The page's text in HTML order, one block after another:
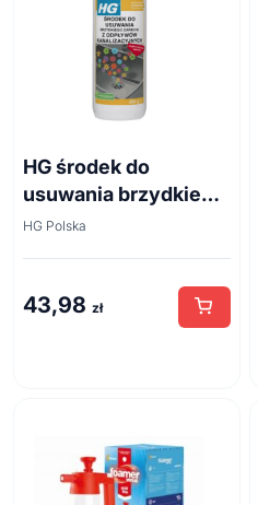
HG środek do
usuwania brzydkiego
zapachu z odpływów
HG Polska
43,98 zł